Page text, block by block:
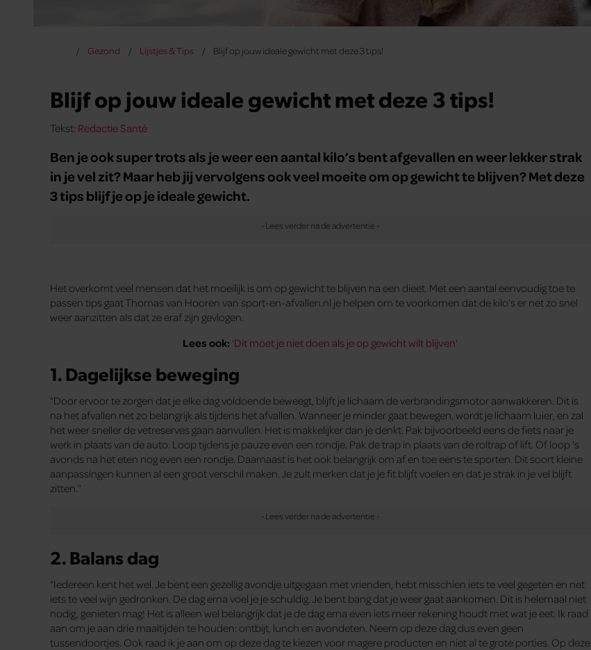
Gezond Lijstjes & Tips Blijf op jouw ideale gewicht met deze 3 tips!
Blijf op jouw ideale gewicht met deze 3 tips!
Tekst: Redactie Santé
Ben je ook super trots als je weer een aantal kilo’s bent afgevallen en weer lekker strak
in je vel zit? Maar heb jij vervolgens ook veel moeite om op gewicht te blijven? Met deze
3 tips blijf je op je ideale gewicht.
Het overkomt veel mensen dat het moeilijk is om op gewicht te blijven na een dieet. Met een aantal eenvoudig toe te
passen tips gaat Thomas van Hooren van sport-en-afvallen.nl je helpen om te voorkomen dat de kilo’s er net zo snel
weer aanzitten als dat ze eraf zijn gevlogen.
Lees ook: ‘Dit moet je niet doen als je op gewicht wilt blijven‘
1. Dagelijkse beweging
“Door ervoor te zorgen dat je elke dag voldoende beweegt, blijft je lichaam de verbrandingsmotor aanwakkeren. Dit is
na het afvallen net zo belangrijk als tijdens het afvallen. Wanneer je minder gaat bewegen, wordt je lichaam luier, en zal
het weer sneller de vetreserves gaan aanvullen. Het is makkelijker dan je denkt. Pak bijvoorbeeld eens de fiets naar je
werk in plaats van de auto. Loop tijdens je pauze even een rondje. Pak de trap in plaats van de roltrap of lift. Of loop ‘s
avonds na het eten nog even een rondje. Daarnaast is het ook belangrijk om af en toe eens te sporten. Dit soort kleine
aanpassingen kunnen al een groot verschil maken. Je zult merken dat je je fit blijft voelen en dat je strak in je vel blijft
zitten.”
2. Balans dag
“Iedereen kent het wel. Je bent een gezellig avondje uitgegaan met vrienden, hebt misschien iets te veel gegeten en net
iets te veel wijn gedronken. De dag erna voel je je schuldig. Je bent bang dat je weer gaat aankomen. Dit is helemaal niet
nodig, genieten mag! Het is alleen wel belangrijk dat je de dag erna even iets meer rekening houdt met wat je eet. Ik raad
aan om je aan drie maaltijden te houden: ontbijt, lunch en avondeten. Neem op deze dag dus even geen
tussendoortjes. Ook raad ik je aan om op deze dag te kiezen voor magere producten en niet al te grote porties. Op deze